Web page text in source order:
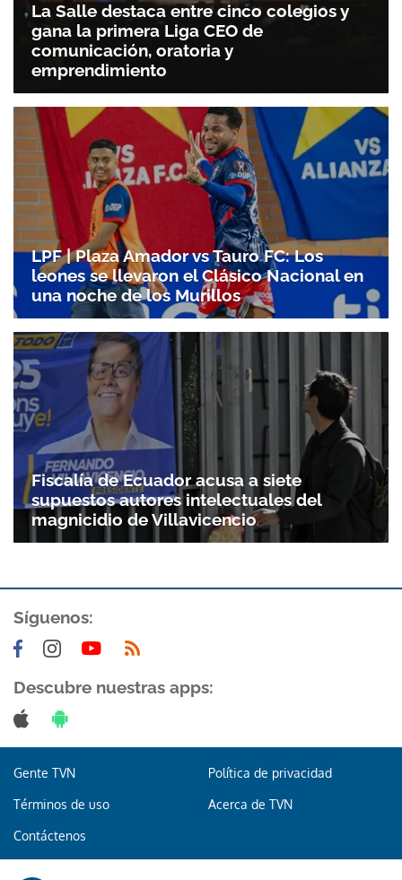
La Salle destaca entre cinco colegios y
gana la primera Liga CEO de
comunicación, oratoria y
emprendimiento
LPF | Plaza Amador vs Tauro FC: Los
leones se llevaron el Clásico Nacional en
una noche de los Murillos
Fiscalía de Ecuador acusa a siete
supuestos autores intelectuales del
magnicidio de Villavicencio
Síguenos:
Descubre nuestras apps:
Gente TVN Política de privacidad
Términos de uso Acerca de TVN
Contáctenos